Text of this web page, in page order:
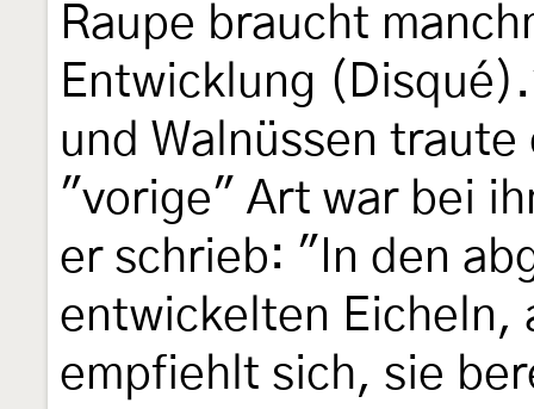
Raupe braucht
Entwicklung
und Walnüssen
"vorige" Art war bei
er schrieb: "In den
entwickelten Eicheln,
empfiehlt sich, sie